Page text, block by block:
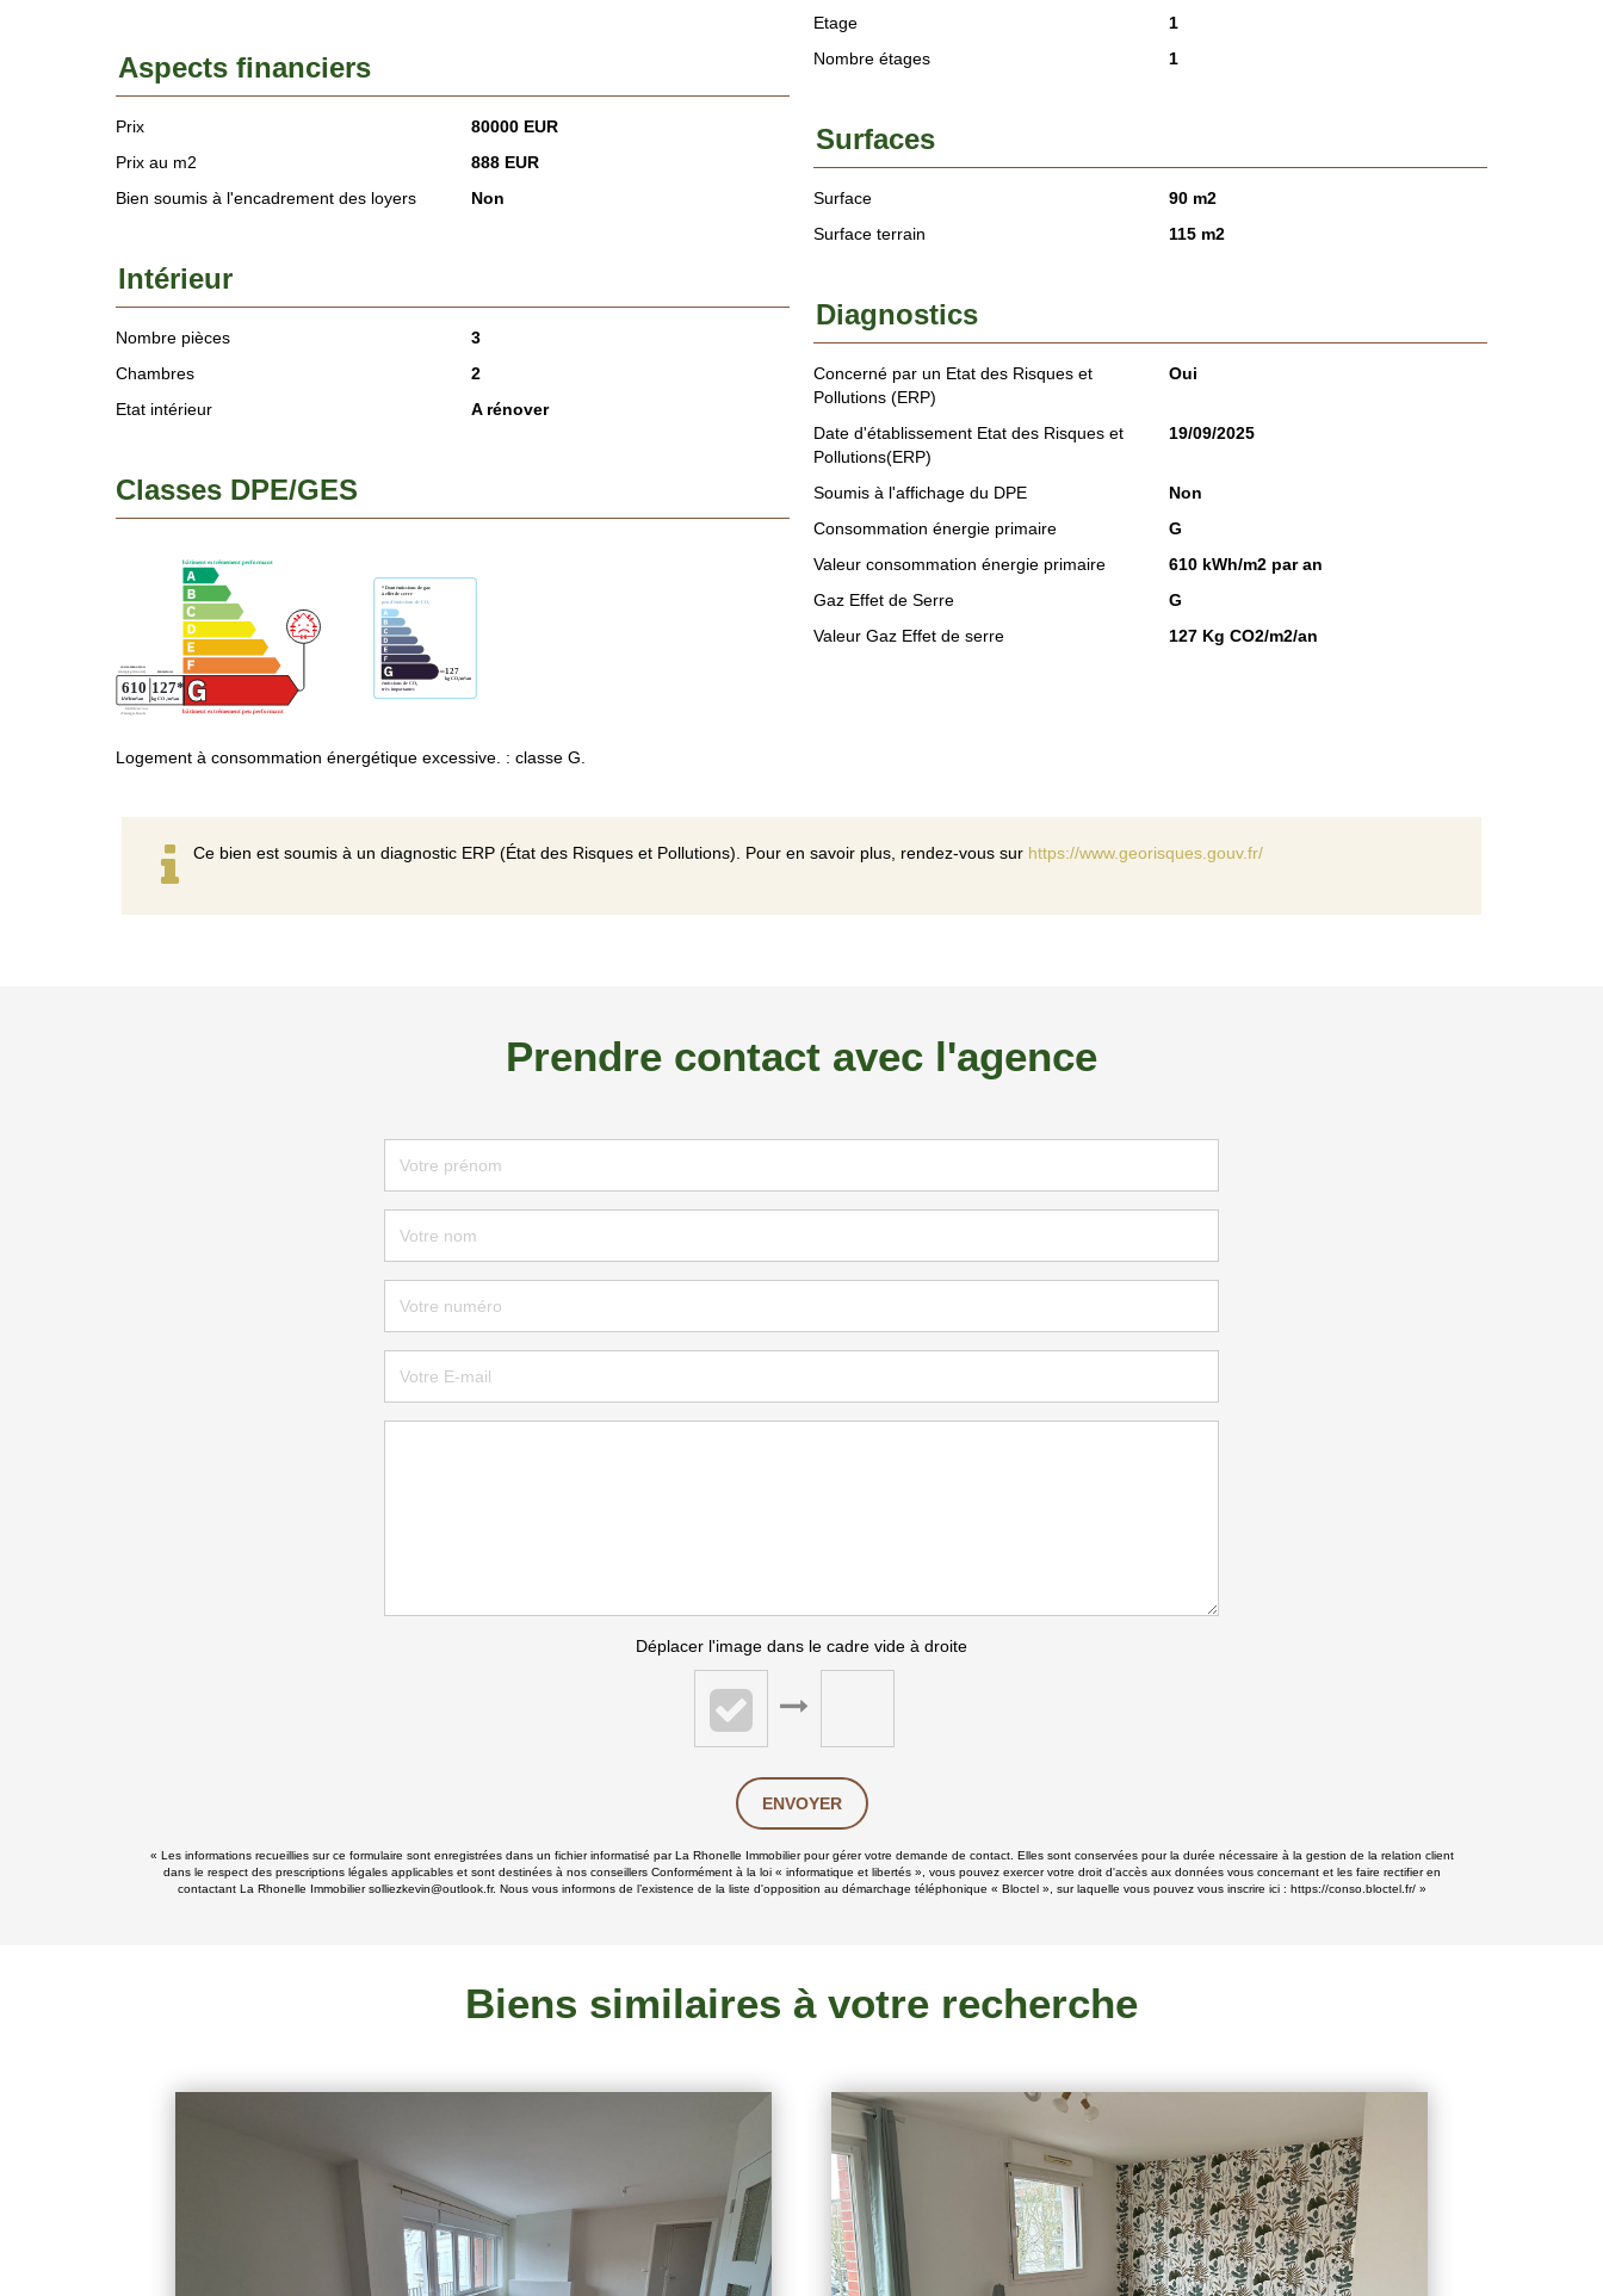
Etage
1
Nombre étages
1
Aspects financiers
Prix
80000 EUR
Prix au m2
888 EUR
Bien soumis à l'encadrement des loyers
Non
Surfaces
Surface
90 m2
Surface terrain
115 m2
Intérieur
Nombre pièces
3
Chambres
2
Etat intérieur
A rénover
Diagnostics
Concerné par un Etat des Risques et
Pollutions (ERP)
Oui
Date d'établissement Etat des Risques et
Pollutions(ERP)
19/09/2025
Soumis à l'affichage du DPE
Non
Consommation énergie primaire
G
Valeur consommation énergie primaire
610 kWh/m2 par an
Gaz Effet de Serre
G
Valeur Gaz Effet de serre
127 Kg CO2/m2/an
Classes DPE/GES
Logement à consommation énergétique excessive. : classe G.
Ce bien est soumis à un diagnostic ERP (État des Risques et Pollutions). Pour en savoir plus, rendez-vous sur https://www.georisques.gouv.fr/
Prendre contact avec l'agence
Déplacer l'image dans le cadre vide à droite
ENVOYER
« Les informations recueillies sur ce formulaire sont enregistrées dans un fichier informatisé par La Rhonelle Immobilier pour gérer votre demande de contact. Elles sont conservées pour la durée nécessaire à la gestion de la relation client
dans le respect des prescriptions légales applicables et sont destinées à nos conseillers Conformément à la loi « informatique et libertés », vous pouvez exercer votre droit d'accès aux données vous concernant et les faire rectifier en
contactant La Rhonelle Immobilier solliezkevin@outlook.fr. Nous vous informons de l’existence de la liste d'opposition au démarchage téléphonique « Bloctel », sur laquelle vous pouvez vous inscrire ici : https://conso.bloctel.fr/»
Biens similaires à votre recherche